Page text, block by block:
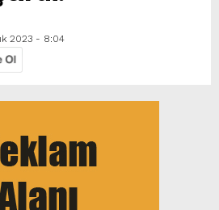
2023 - 8:04